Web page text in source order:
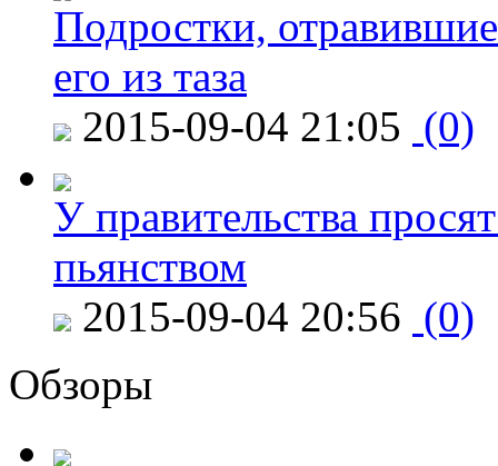
Подростки,
его из таза
2015-09-04 21:05 (0)
У правительства
пьянством
2015-09-04 20:56 (0)
Обзоры